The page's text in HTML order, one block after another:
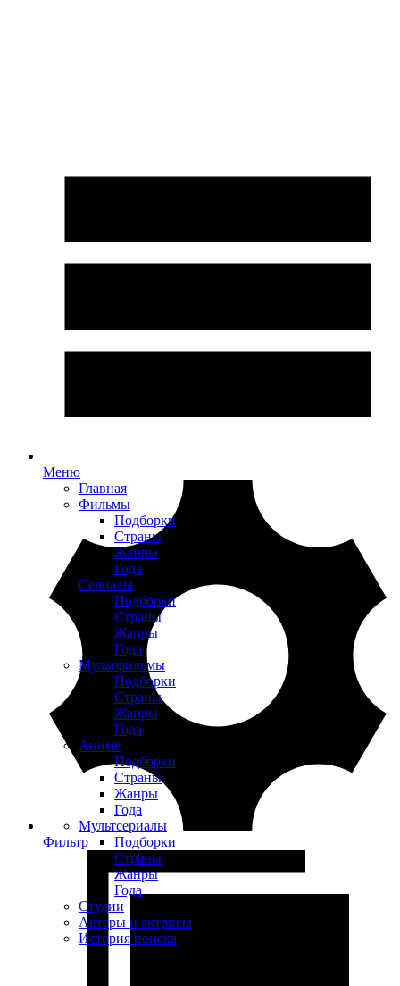
Меню
Главная
Фильмы
Подборки
Страны
Жанры
Года
Сериалы
Подборки
Страны
Жанры
Года
Мультфильмы
Подборки
Страны
Жанры
Года
Аниме
Подборки
Страны
Жанры
Года
Мультсериалы
Подборки
Страны
Жанры
Года
Студии
Актеры и актрисы
История поиска
Фильтр